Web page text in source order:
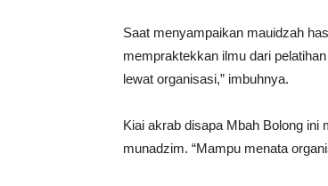
Saat menyampaikan mauidzah
mempraktekkan ilmu dari
lewat organisasi,” imbuhnya.
Kiai akrab disapa Mbah Bolong ini
munadzim. “Mampu menata